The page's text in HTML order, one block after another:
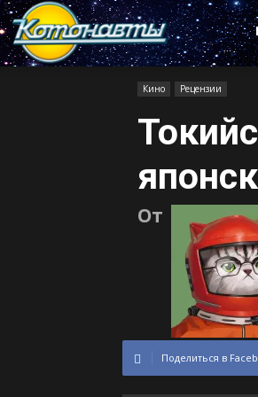
Котонавты
Кино Рецензии
От
Поделиться в